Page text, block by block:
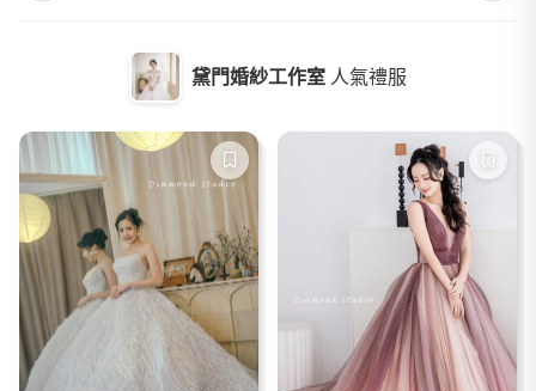
黛門婚紗工作室 人氣禮服